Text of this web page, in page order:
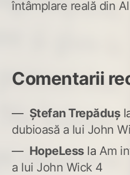
întâmplare reală din
Comentarii
Ștefan Trepăduș
dubioasă a lui John
HopeLessla Am
a lui John Wick 4